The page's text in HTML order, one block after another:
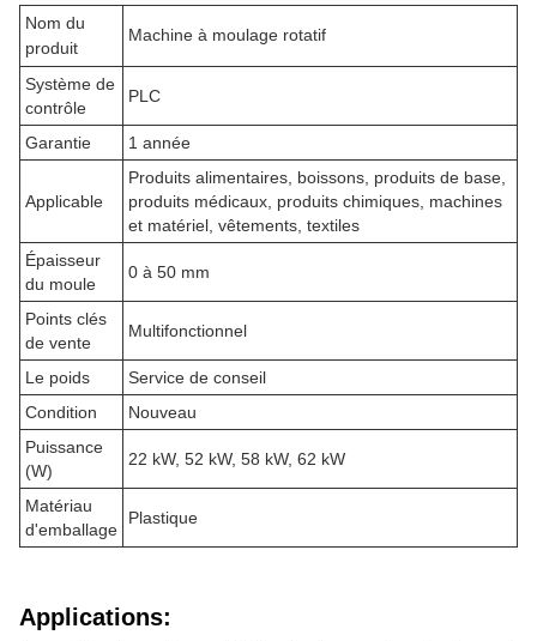
Nom du
produit
Machine à moulage rotatif
Système de
contrôle
PLC
Garantie 1 année
Applicable
Produits alimentaires, boissons, produits de base,
produits médicaux, produits chimiques, machines
et matériel, vêtements, textiles
Épaisseur
du moule
0 à 50 mm
Points clés
de vente
Multifonctionnel
Le poids
Service de conseil
Condition
Nouveau
Puissance
(W)
22 kW, 52 kW, 58 kW, 62 kW
Matériau
d'emballage
Plastique
Applications: